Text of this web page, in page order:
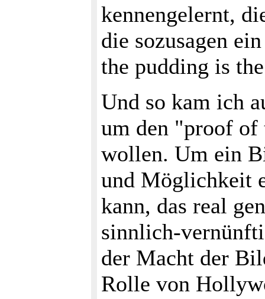
kennengelernt,
die sozusagen
the pudding is
Und so kam ich
um den "proof of
wollen. Um ein
und Möglichkeit
kann, das real
sinnlich-
der Macht der
Rolle von